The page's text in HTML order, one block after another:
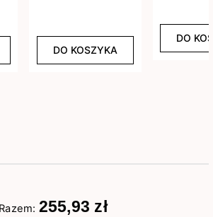
DO KOSZYKA
DO
Razem: 255,93 zł